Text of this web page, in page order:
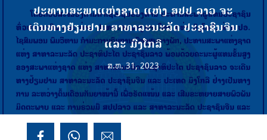
ປະທານສະພາແຫ່ງຊາດ ແຫ່ງ ສປປ ລາວ ຈະ
ເດີນທາງຢ້ຽມຢາມ ສາທາລະນະລັດ ປະຊາຊົນຈີນ
ແລະ ມົງໂກລີ
ສ.ຫ. 31, 2023